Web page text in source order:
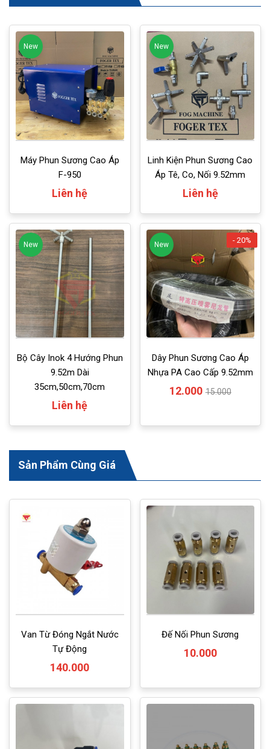
New
Máy Phun Sương Cao Áp
F-950
Liên hệ
New
Linh Kiện Phun Sương Cao
Áp Tê, Co, Nối 9.52mm
Liên hệ
New
Bộ Cây Inok 4 Hướng Phun
9.52m Dài
35cm,50cm,70cm
Liên hệ
New - 20%
Dây Phun Sương Cao Áp
Nhựa PA Cao Cấp 9.52mm
12.000 15.000
Sản Phẩm Cùng Giá
Van Từ Đóng Ngắt Nước
Tự Động
140.000
Đế Nối Phun Sương
10.000